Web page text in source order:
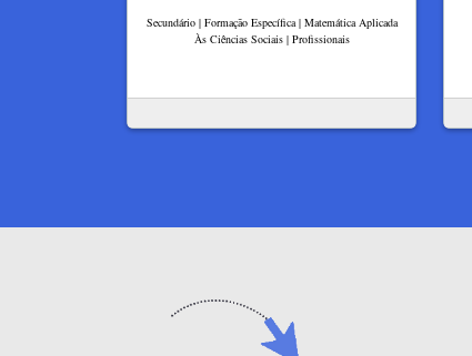
Secundário | Formação Específica | Matemática Aplicada
Às Ciências Sociais | Profissionais